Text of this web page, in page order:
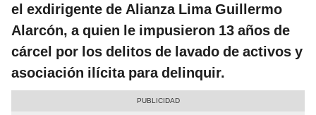
el exdirigente de Alianza Lima Guillermo
Alarcón, a quien le impusieron 13 años de
cárcel por los delitos de lavado de activos y
asociación ilícita para delinquir.